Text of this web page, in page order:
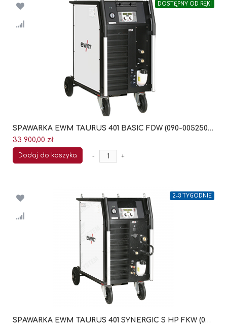
DOSTĘPNY OD RĘKI
SPAWARKA EWM TAURUS 401 BASIC FDW (090-005250-00502)
33 900,00 zł
Dodaj do koszyka - +
2-3 TYGODNIE
SPAWARKA EWM TAURUS 401 SYNERGIC S HP FKW (090-005409-00502)